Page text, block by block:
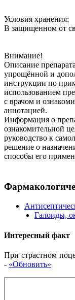
Условия хранения:
В защищенном от
Внимание!
Описание
упрощённой и
инструкции по
использованием
с врачом и
аннотацией.
Информация о
ознакомительной
руководство к
решение о
способы его
Галоиды,
Интересный факт
При страстном
- «Обновить»